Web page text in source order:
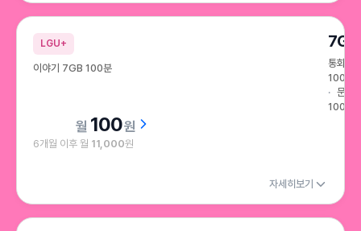
LGU+
이야기 7GB 100분
7GB
통화
100분
문자
100건
100원
6개월 이후 월 11,000원
자세히보기